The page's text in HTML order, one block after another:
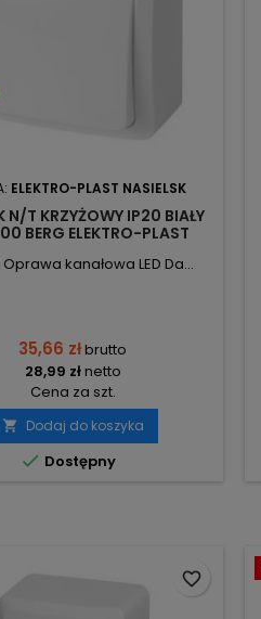
ELEKTRO-PLAST NASIELSK
N/T KRZYŻOWY IP20 BIAŁY
BERG ELEKTRO-PLAST
Oprawa kanałowa LED Da...
35,66 złbrutto
28,99 złnetto
Cena za szt.
 Dodaj do koszyka
 Dostępny
favorite_border